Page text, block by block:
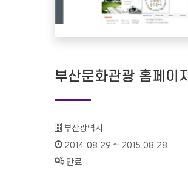
부산문화관광 홈페이지
기관명 :
부산광역시
인증기간 :
2014.08.29 ~ 2015.08.28
상태 :
만료